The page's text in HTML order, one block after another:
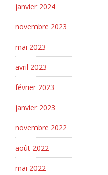
janvier 2024
novembre 2023
mai 2023
avril 2023
février 2023
janvier 2023
novembre 2022
août 2022
mai 2022